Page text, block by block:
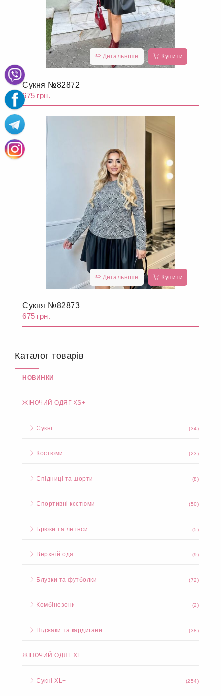
Детальніше Купити
Сукня №82872
675 грн.
Детальніше Купити
Сукня №82873
675 грн.
Каталог товарів
НОВИНКИ
ЖІНОЧИЙ ОДЯГ XS+
Сукні (34)
Костюми (23)
Спідниці та шорти (8)
Спортивні костюми (50)
Брюки та легінси (5)
Верхній одяг (9)
Блузки та футболки (72)
Комбінезони (2)
Піджаки та кардигани (38)
ЖІНОЧИЙ ОДЯГ XL+
Сукні XL+ (254)